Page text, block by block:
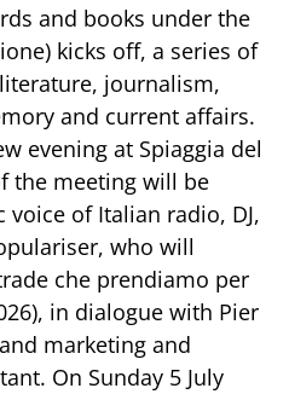
and books under the
kicks off, a series of
journalism,
and current affairs.
evening at Spiaggia del
the meeting will be
of Italian radio, DJ,
who will
che prendiamo per
in dialogue with Pier
marketing and
On Sunday 5 July